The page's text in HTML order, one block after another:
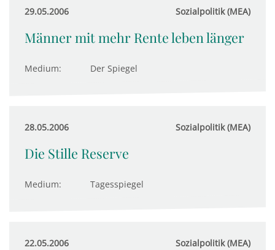
29.05.2006 Sozialpolitik (MEA)
Männer mit mehr Rente leben länger
Medium: Der Spiegel
28.05.2006 Sozialpolitik (MEA)
Die Stille Reserve
Medium: Tagesspiegel
22.05.2006 Sozialpolitik (MEA)